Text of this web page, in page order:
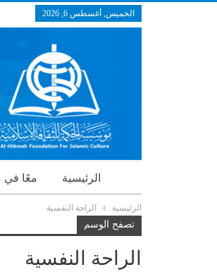
الخميس, أغسطس 6, 2026
الرئيسية معًا في
الرئيسية الراحة النفسية
تصفح الوسم
الراحة النفسية